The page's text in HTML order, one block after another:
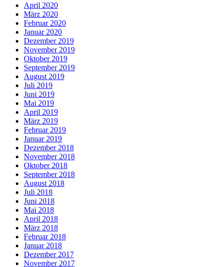
April 2020
März 2020
Februar 2020
Januar 2020
Dezember 2019
November 2019
Oktober 2019
September 2019
August 2019
Juli 2019
Juni 2019
Mai 2019
April 2019
März 2019
Februar 2019
Januar 2019
Dezember 2018
November 2018
Oktober 2018
September 2018
August 2018
Juli 2018
Juni 2018
Mai 2018
April 2018
März 2018
Februar 2018
Januar 2018
Dezember 2017
November 2017